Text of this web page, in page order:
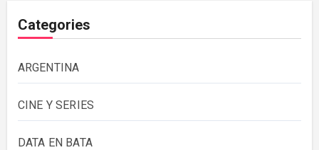
Categories
ARGENTINA
CINE Y SERIES
DATA EN BATA